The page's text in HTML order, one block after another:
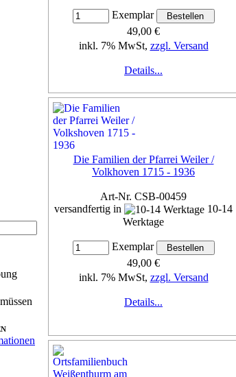
Exemplar
49,00 €
inkl. 7% MwSt, zzgl. Versand
Details...
Die Familien der Pfarrei Weiler /
Volkhoven 1715 - 1936
Art-Nr. CSB-00459
versandfertig in
10-14
Werktage
Exemplar
49,00 €
inkl. 7% MwSt, zzgl. Versand
Details...